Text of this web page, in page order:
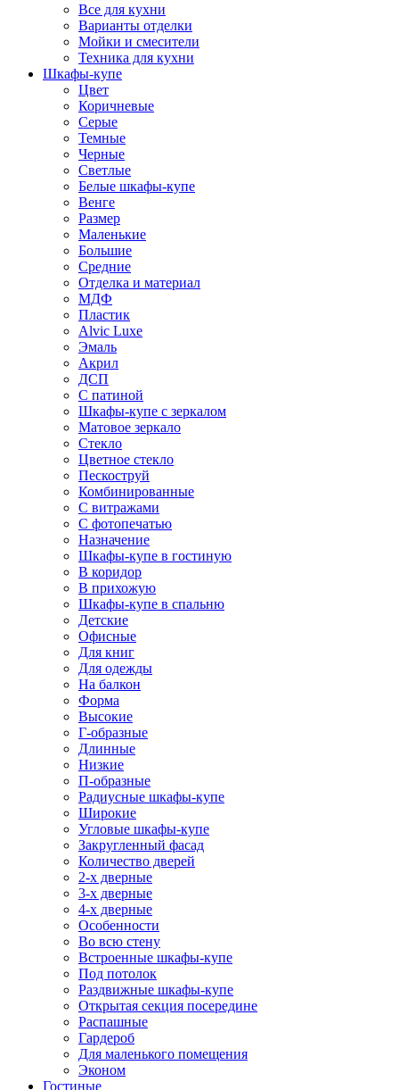
Все для кухни
Варианты отделки
Мойки и смесители
Техника для кухни
Шкафы-купе
Цвет
Коричневые
Серые
Темные
Черные
Светлые
Белые шкафы-купе
Венге
Размер
Маленькие
Большие
Средние
Отделка и материал
МДФ
Пластик
Alvic Luxe
Эмаль
Акрил
ДСП
С патиной
Шкафы-купе с зеркалом
Матовое зеркало
Стекло
Цветное стекло
Пескоструй
Комбинированные
С витражами
С фотопечатью
Назначение
Шкафы-купе в гостиную
В коридор
В прихожую
Шкафы-купе в спальню
Детские
Офисные
Для книг
Для одежды
На балкон
Форма
Высокие
Г-образные
Длинные
Низкие
П-образные
Радиусные шкафы-купе
Широкие
Угловые шкафы-купе
Закругленный фасад
Количество дверей
2-х дверные
3-х дверные
4-х дверные
Особенности
Во всю стену
Встроенные шкафы-купе
Под потолок
Раздвижные шкафы-купе
Открытая секция посередине
Распашные
Гардероб
Для маленького помещения
Эконом
Гостиные